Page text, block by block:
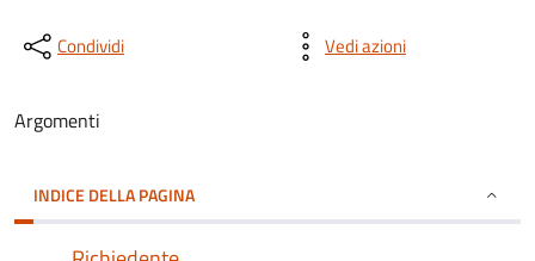
Condividi Vedi azioni
Argomenti
INDICE DELLA PAGINA